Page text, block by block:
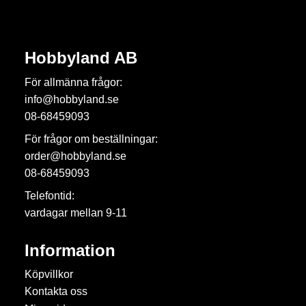
Hobbyland AB
För allmänna frågor:
info@hobbyland.se
08-68459093
För frågor om beställningar:
order@hobbyland.se
08-68459093
Telefontid:
vardagar mellan 9-11
Information
Köpvillkor
Kontakta oss